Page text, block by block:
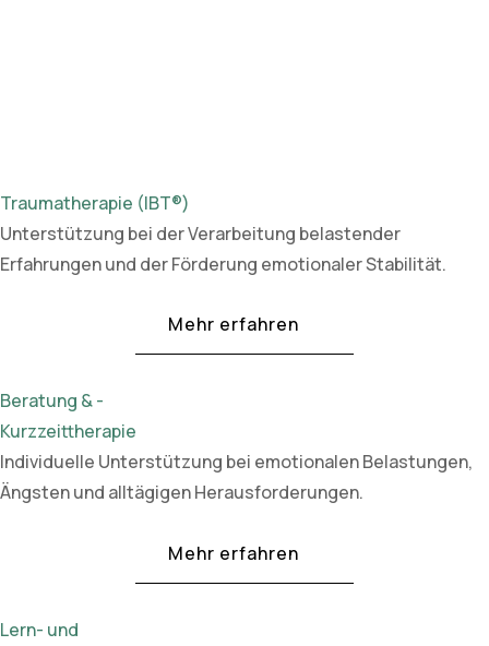
Traumatherapie (IBT®)
Unterstützung bei der Verarbeitung belastender
Erfahrungen und der Förderung emotionaler Stabilität.
Mehr erfahren
Beratung & -
Kurzzeittherapie
Individuelle Unterstützung bei emotionalen Belastungen,
Ängsten und alltägigen Herausforderungen.
Mehr erfahren
Lern- und